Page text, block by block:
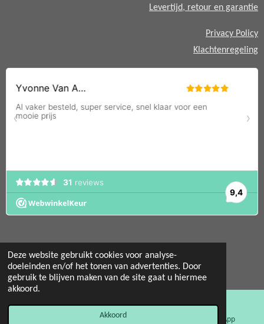
Deze website gebruikt cookies voor analyse-
doeleinden en/of het tonen van advertenties. Door
gebruik te blijven maken van de site gaat u hiermee
akkoord.
Akkoord
Levertijd, retour en garantie
Privacy Policy
Klachtenregeling
© 2022 - 2026 Mint 11 giftstore
Powered by
Facebook WhatsApp